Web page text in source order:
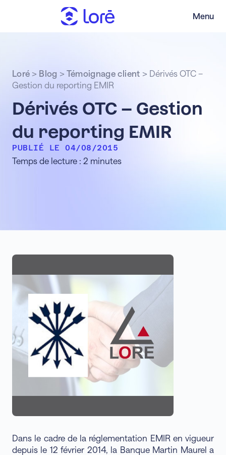
Menu
Dérivés OTC – Gestion
du reporting EMIR
PUBLIÉ LE 04/08/2015
Temps de lecture : 2 minutes
Loré > Blog > Témoignage client > Dérivés OTC –
Gestion du reporting EMIR
Dans le cadre de la réglementation EMIR en vigueur
depuis le 12 février 2014, la Banque Martin Maurel a